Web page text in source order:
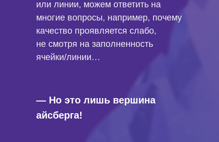
или линии, можем ответить на
многие вопросы, например, почему
качество проявляется слабо,
не смотря на заполненность
ячейки/линии…
— Но это лишь вершина
айсберга!